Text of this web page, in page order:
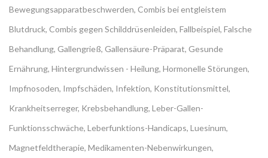
Bewegungsapparatbeschwerden, Combis bei entgleistem
Blutdruck, Combis gegen Schilddrüsenleiden, Fallbeispiel, Falsche
Behandlung, Gallengrieß, Gallensäure-Präparat, Gesunde
Ernährung, Hintergrundwissen - Heilung, Hormonelle Störungen,
Impfnosoden, Impfschäden, Infektion, Konstitutionsmittel,
Krankheitserreger, Krebsbehandlung, Leber-Gallen-
Funktionsschwäche, Leberfunktions-Handicaps, Luesinum,
Magnetfeldtherapie, Medikamenten-Nebenwirkungen,